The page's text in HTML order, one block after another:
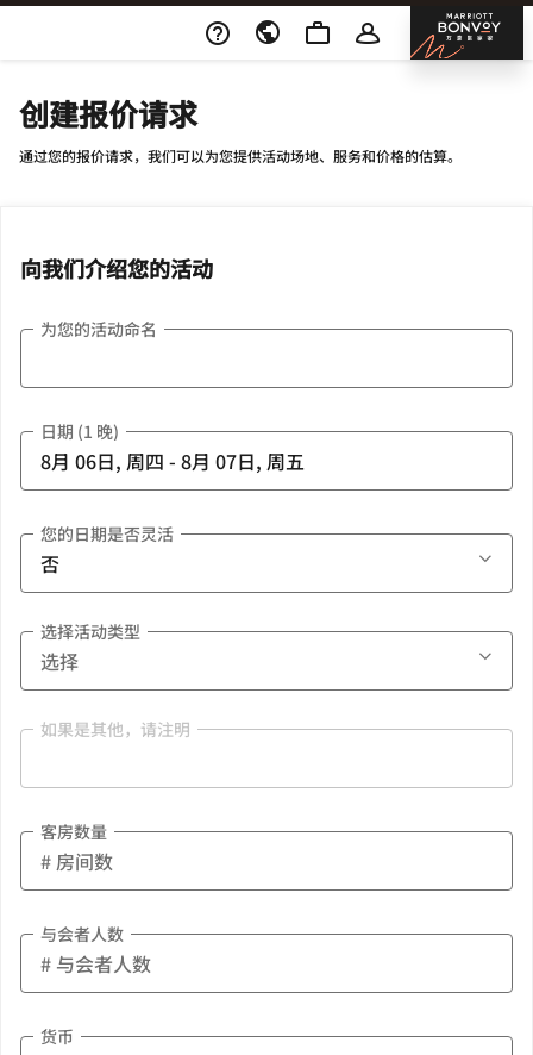
Skip To Content 邦
创建报价请求
通过您的报价请求，我们可以为您提供活动场地、服务和价格的估算。
向我们介绍您的活动
为您的活动命名
日期 (1 晚)
您的日期是否灵活
选择活动类型
如果是其他，请注明
客房数量
与会者人数
货币